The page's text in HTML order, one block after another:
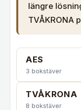
längre
TVÅKRONA
AES
3 bokstäver
TVÅKRONA
8 bokstäver